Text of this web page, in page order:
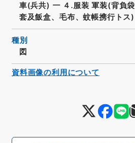
車(兵共) 一 ４.服装 軍装(背負
套及飯盒、毛布、蚊帳携行トス)
種別
図
資料画像の利用について